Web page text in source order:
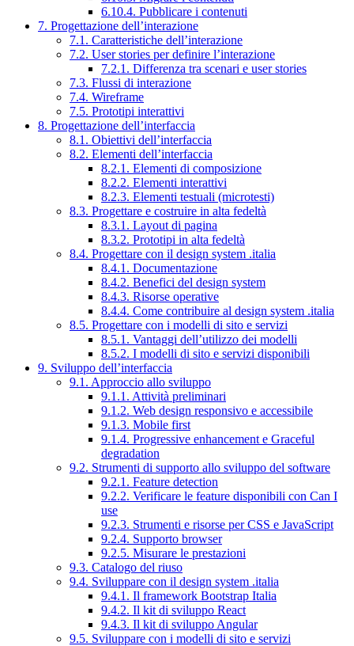
6.10.4. Pubblicare i contenuti
7. Progettazione dell’interazione
7.1. Caratteristiche dell’interazione
7.2. User stories per definire l’interazione
7.2.1. Differenza tra scenari e user stories
7.3. Flussi di interazione
7.4. Wireframe
7.5. Prototipi interattivi
8. Progettazione dell’interfaccia
8.1. Obiettivi dell’interfaccia
8.2. Elementi dell’interfaccia
8.2.1. Elementi di composizione
8.2.2. Elementi interattivi
8.2.3. Elementi testuali (microtesti)
8.3. Progettare e costruire in alta fedeltà
8.3.1. Layout di pagina
8.3.2. Prototipi in alta fedeltà
8.4. Progettare con il design system .italia
8.4.1. Documentazione
8.4.2. Benefici del design system
8.4.3. Risorse operative
8.4.4. Come contribuire al design system .italia
8.5. Progettare con i modelli di sito e servizi
8.5.1. Vantaggi dell’utilizzo dei modelli
8.5.2. I modelli di sito e servizi disponibili
9. Sviluppo dell’interfaccia
9.1. Approccio allo sviluppo
9.1.1. Attività preliminari
9.1.2. Web design responsivo e accessibile
9.1.3. Mobile first
9.1.4. Progressive enhancement e Graceful
degradation
9.2. Strumenti di supporto allo sviluppo del software
9.2.1. Feature detection
9.2.2. Verificare le feature disponibili con Can I
use
9.2.3. Strumenti e risorse per CSS e JavaScript
9.2.4. Supporto browser
9.2.5. Misurare le prestazioni
9.3. Catalogo del riuso
9.4. Sviluppare con il design system .italia
9.4.1. Il framework Bootstrap Italia
9.4.2. Il kit di sviluppo React
9.4.3. Il kit di sviluppo Angular
9.5. Sviluppare con i modelli di sito e servizi